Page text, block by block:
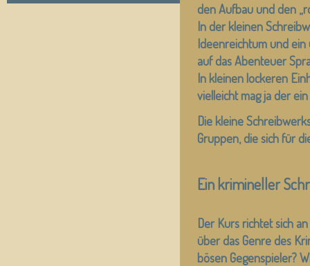
den Aufbau und den
In der kleinen
Ideenreichtum und
auf das Abenteuer
In kleinen lockeren
vielleicht mag ja der
Die kleine
Gruppen, die sich für
Ein krimineller
Der Kurs richtet sich
über das Genre des
bösen Gegenspieler?